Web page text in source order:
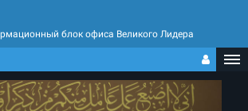
блок офиса Великого Лидера